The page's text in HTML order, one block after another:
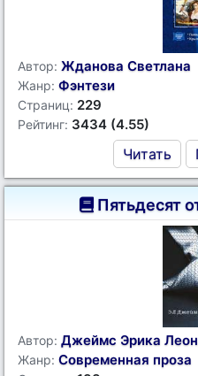
Автор: Жданова Светлана
Жанр: Фэнтези
Страниц: 229
Рейтинг: 3434 (4.55)
Читать
Пятьдесят
Автор: Джеймс Эрика
Жанр: Современная проза